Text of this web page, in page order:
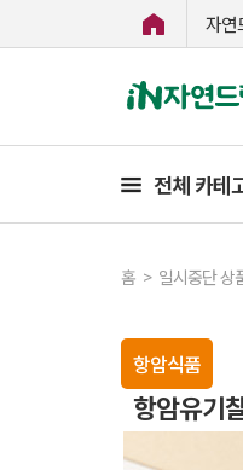
자연
전체 카테
홈 > 일시중단 상
항암식품
항암유기